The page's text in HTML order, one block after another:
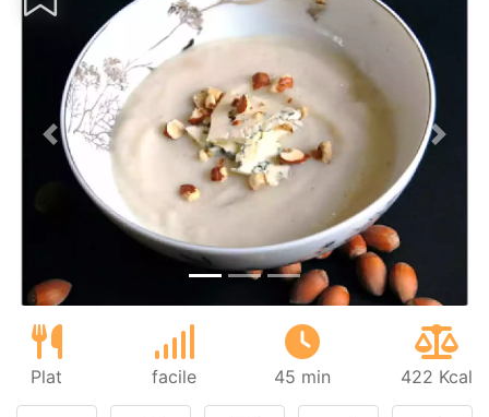
Précédent
Plat facile 45 min 422 Kcal